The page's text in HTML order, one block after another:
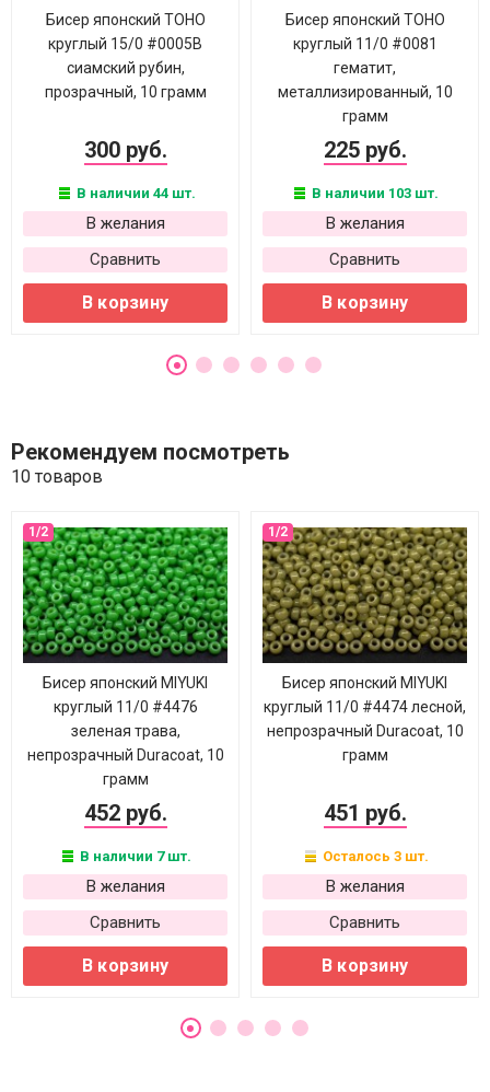
Бисер японский TOHO
круглый 15/0 #0005B
сиамский рубин,
прозрачный, 10 грамм
300 руб.
В наличии 44 шт.
В желания
Сравнить
В корзину
Бисер японский TOHO
круглый 11/0 #0081
гематит,
металлизированный, 10
грамм
225 руб.
В наличии 103 шт.
В желания
Сравнить
В корзину
Рекомендуем посмотреть
10 товаров
Бисер японский MIYUKI
круглый 11/0 #4476
зеленая трава,
непрозрачный Duracoat, 10
грамм
452 руб.
В наличии 7 шт.
В желания
Сравнить
В корзину
Бисер японский MIYUKI
круглый 11/0 #4474 лесной,
непрозрачный Duracoat, 10
грамм
451 руб.
Осталось 3 шт.
В желания
Сравнить
В корзину